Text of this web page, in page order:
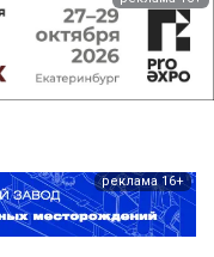
реклама 16+